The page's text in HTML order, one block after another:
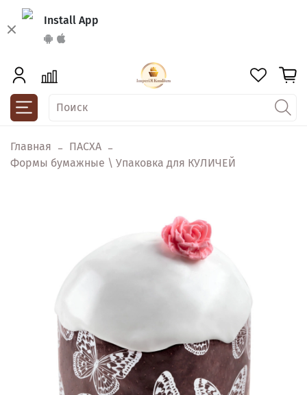
Install App
Главная
ПАСХА
Формы бумажные \ Упаковка для КУЛИЧЕЙ